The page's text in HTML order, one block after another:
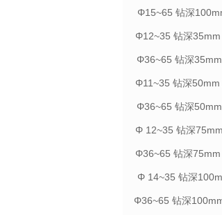
Φ15~65 钻深
Φ12~35 钻深35mm
Φ36~65 钻深
Φ11~35 钻深50mm
Φ36~65 钻深
Φ 12~35 钻深
Φ36~65 钻深75mm
Φ 14~35 钻深
Φ36~65 钻深